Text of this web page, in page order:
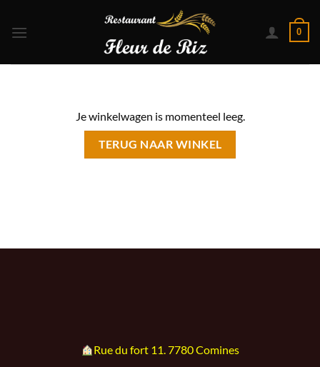
naar
0
Je winkelwagen is momenteel leeg.
TERUG NAAR WINKEL
Rue du fort 11. 7780 Comines